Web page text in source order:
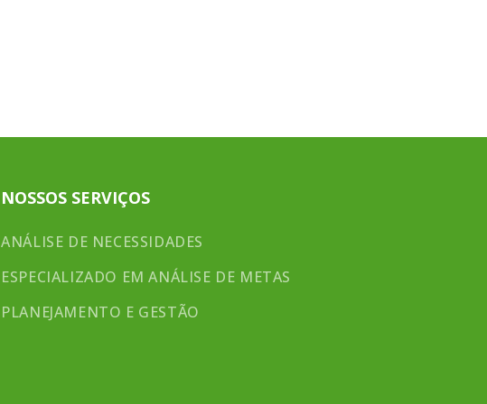
NOSSOS SERVIÇOS
ANÁLISE DE NECESSIDADES
ESPECIALIZADO EM ANÁLISE DE METAS
PLANEJAMENTO E GESTÃO